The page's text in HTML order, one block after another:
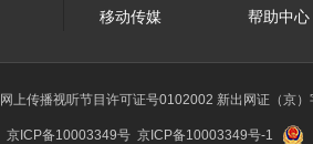
移动传媒 帮助中心
网上传播视听节目许可证号0102002 新出网证（京
京ICP备10003349号 京ICP备10003349号-1